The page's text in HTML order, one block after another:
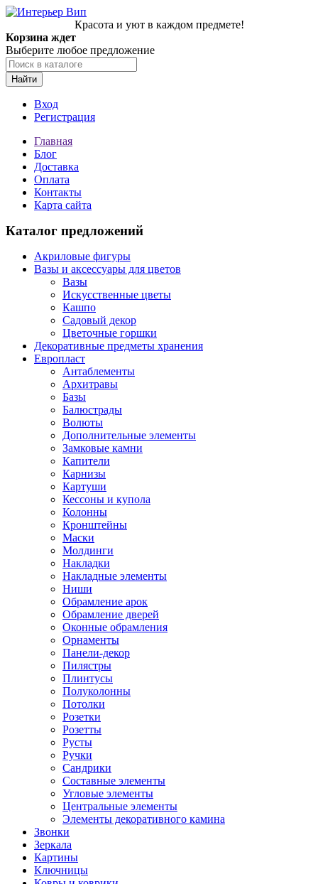
Красота и уют в каждом предмете!
Корзина ждет
Выберите любое предложение
Найти
Вход
Регистрация
Главная
Блог
Доставка
Оплата
Контакты
Карта сайта
Каталог предложений
Акриловые фигуры
Вазы и аксессуары для цветов
Вазы
Искусственные цветы
Кашпо
Садовый декор
Цветочные горшки
Декоративные предметы хранения
Европласт
Антаблементы
Архитравы
Базы
Балюстрады
Волюты
Дополнительные элементы
Замковые камни
Капители
Карнизы
Картуши
Кессоны и купола
Колонны
Кронштейны
Маски
Молдинги
Накладки
Накладные элементы
Ниши
Обрамление арок
Обрамление дверей
Оконные обрамления
Орнаменты
Панели-декор
Пилястры
Плинтусы
Полуколонны
Потолки
Розетки
Розетты
Русты
Ручки
Сандрики
Составные элементы
Угловые элементы
Центральные элементы
Элементы декоративного камина
Звонки
Зеркала
Картины
Ключницы